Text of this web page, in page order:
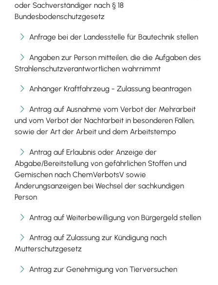
oder Sachverständiger nach § 18
Bundesbodenschutzgesetz
Anfrage bei der Landesstelle für Bautechnik stellen
Angaben zur Person mitteilen, die die Aufgaben des
Strahlenschutzverantwortlichen wahrnimmt
Anhänger Kraftfahrzeug - Zulassung beantragen
Antrag auf Ausnahme vom Verbot der Mehrarbeit
und vom Verbot der Nachtarbeit in besonderen Fällen,
sowie der Art der Arbeit und dem Arbeitstempo
Antrag auf Erlaubnis oder Anzeige der
Abgabe/Bereitstellung von gefährlichen Stoffen und
Gemischen nach ChemVerbotsV sowie
Änderungsanzeigen bei Wechsel der sachkundigen
Person
Antrag auf Weiterbewilligung von Bürgergeld stellen
Antrag auf Zulassung zur Kündigung nach
Mutterschutzgesetz
Antrag zur Genehmigung von Tierversuchen